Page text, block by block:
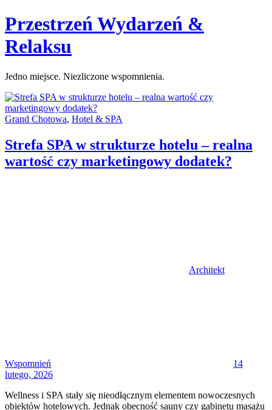
Skip
to
content
Przestrzeń Wydarzeń &
Relaksu
Jedno miejsce. Niezliczone wspomnienia.
Categories:
Grand Chotowa, Hotel & SPA
Strefa SPA w strukturze hotelu – realna
wartość czy marketingowy dodatek?
Architekt
Wspomnień
14
lutego, 2026
Wellness i SPA stały się nieodłącznym elementem nowoczesnych
obiektów hotelowych. Jednak obecność sauny czy gabinetu masażu